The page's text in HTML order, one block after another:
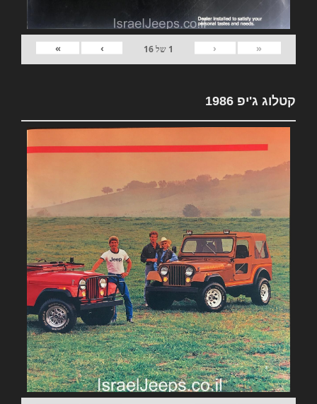
«
‹
1 של16
›
»
קטלוג ג'יפ 1986